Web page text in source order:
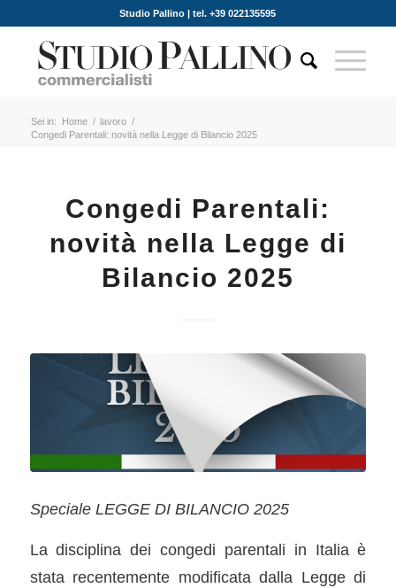
Studio Pallino | tel. +39 022135595
Sei in: Home / lavoro /
Congedi Parentali: novità nella Legge di Bilancio 2025
Congedi Parentali:
novità nella Legge di
Bilancio 2025
Speciale LEGGE DI BILANCIO 2025
La disciplina dei congedi parentali in Italia è
stata recentemente modificata dalla Legge di